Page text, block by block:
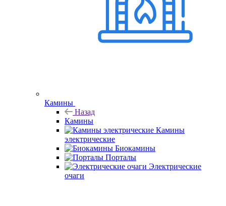
Камины
Назад
Камины
Камины
электрические
Биокамины
Порталы
Электрические
очаги